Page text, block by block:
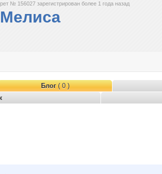
№ 156027 зарегистрирован более 1 года назад
Мелиса
Блог( 0 )